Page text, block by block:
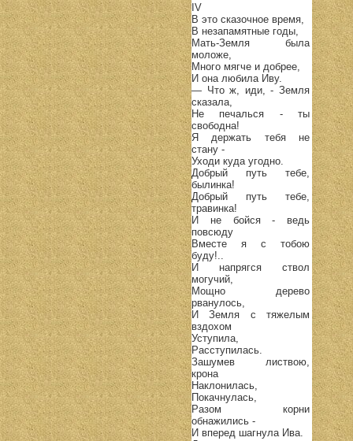
IV
В это сказочное время,
В незапамятные годы,
Мать-Земля была
моложе,
Много мягче и добрее,
И она любила Иву.
— Что ж, иди, - Земля
сказала,
Не печалься - ты
свободна!
Я держать тебя не
стану -
Уходи куда угодно.
Добрый путь тебе,
былинка!
Добрый путь тебе,
травинка!
И не бойся - ведь
повсюду
Вместе я с тобою
буду!..
И напрягся ствол
могучий,
Мощно дерево
рванулось,
И Земля с тяжелым
вздохом
Уступила,
Расступилась.
Зашумев листвою,
крона
Наклонилась,
Покачнулась,
Разом корни
обнажились -
И вперед шагнула Ива.